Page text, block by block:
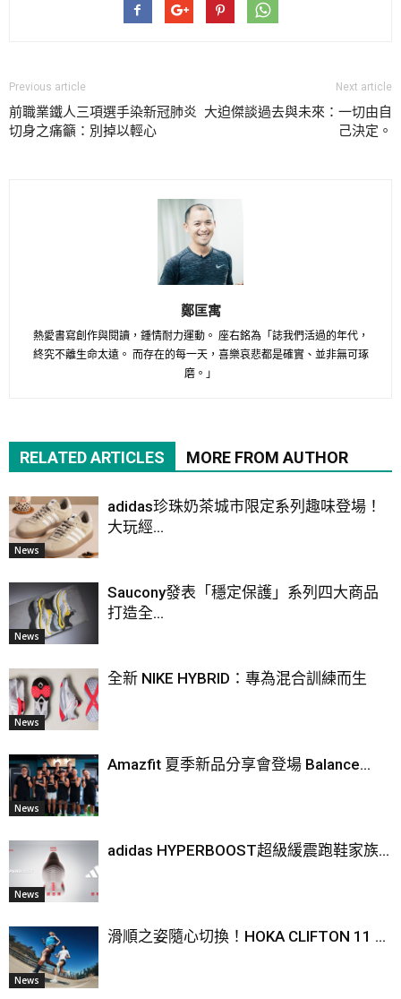
Previous article
前職業鐵人三項選手染新冠肺炎
切身之痛籲：別掉以輕心
Next article
大迫傑談過去與未來：一切由自
己決定。
鄭匡寓
熱愛書寫創作與閱讀，鍾情耐力運動。 座右銘為「誌我們活過的年代，
終究不離生命太遠。 而存在的每一天，喜樂哀悲都是確實、並非無可琢
磨。」
RELATED ARTICLES MORE FROM AUTHOR
News
adidas珍珠奶茶城市限定系列趣味登場！
大玩經...
News
Saucony發表「穩定保護」系列四大商品
打造全...
News
全新 NIKE HYBRID：專為混合訓練而生
News
Amazfit 夏季新品分享會登場 Balance...
News
adidas HYPERBOOST超級緩震跑鞋家族...
News
滑順之姿隨心切換！HOKA CLIFTON 11 ...